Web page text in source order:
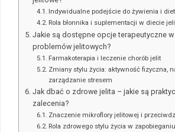
Indywidualne podejście do żywienia i
Rola błonnika i suplementacji w diecie
Jakie są dostępne opcje terapeutyczne w
problemów jelitowych?
Farmakoterapia i leczenie chorób jelit
Zmiany stylu życia: aktywność fizyczna,
zarządzanie stresem
Jak dbać o zdrowe jelita – jakie są
zalecenia?
Znaczenie mikroflory jelitowej i
Rola zdrowego stylu życia w